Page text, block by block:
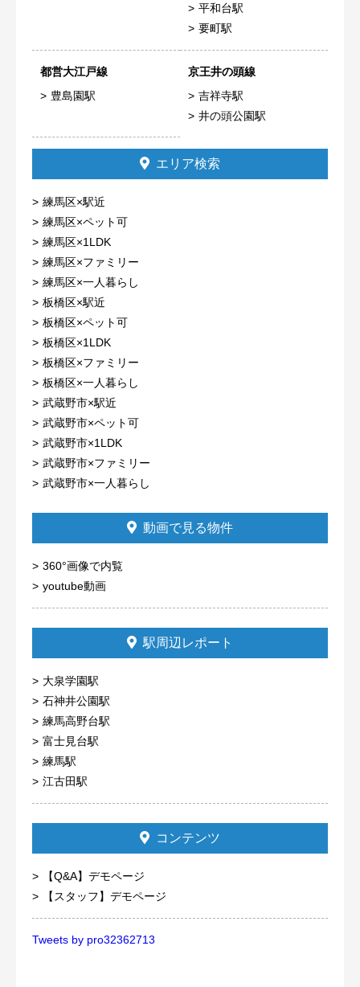
平和台駅
要町駅
都営大江戸線
豊島園駅
京王井の頭線
吉祥寺駅
井の頭公園駅
エリア検索
練馬区×駅近
練馬区×ペット可
練馬区×1LDK
練馬区×ファミリー
練馬区×一人暮らし
板橋区×駅近
板橋区×ペット可
板橋区×1LDK
板橋区×ファミリー
板橋区×一人暮らし
武蔵野市×駅近
武蔵野市×ペット可
武蔵野市×1LDK
武蔵野市×ファミリー
武蔵野市×一人暮らし
動画で見る物件
360°画像で内覧
youtube動画
駅周辺レポート
大泉学園駅
石神井公園駅
練馬高野台駅
富士見台駅
練馬駅
江古田駅
コンテンツ
【Q&A】デモページ
【スタッフ】デモページ
Tweets by pro32362713